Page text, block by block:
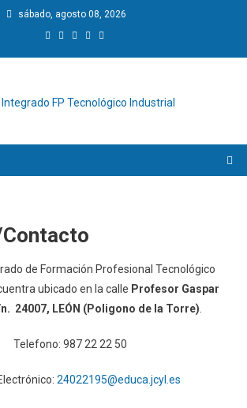
sábado, agosto 08, 2026
FP Tecnológico Industrial
de Formación Profesional Tecnológico
ubicado en la calle Profesor Gaspar
24007, LEÓN (Poligono de la Torre)
Telefono: 987 22 22 50
24022195@educa.jcyl.es